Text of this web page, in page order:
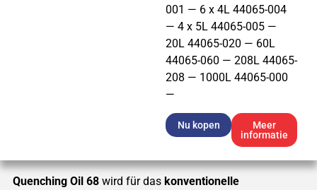
001 — 6 x 4L 44065-004
— 4 x 5L 44065-005 —
20L 44065-020 — 60L
44065-060 — 208L 44065-
208 — 1000L 44065-000
—
Nu kopen
Meer
informatie
Quenching Oil 68wird für das konventionelle